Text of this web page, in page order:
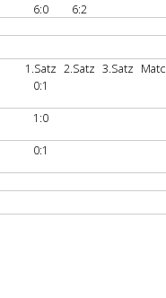
6:0 6:2
1.Satz 2.Satz 3.Satz
0:1
1:0
0:1